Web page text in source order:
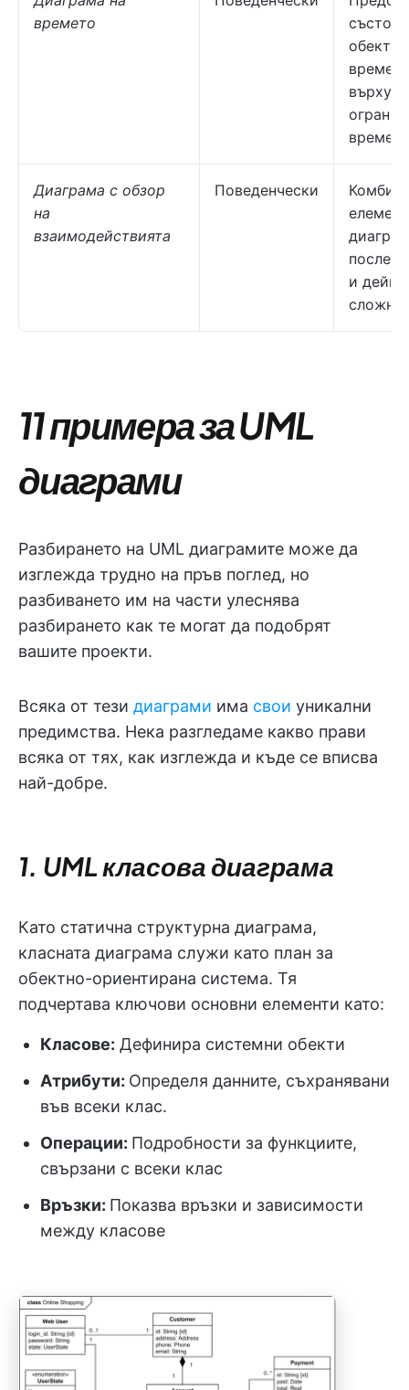
времето
върху
Диаграма с обзор
на
взаимодействията
Поведенчески
и
сложни
11 примера за UML
диаграми
Разбирането на UML диаграмите може да
изглежда трудно на пръв поглед, но
разбиването им на части улеснява
разбирането как те могат да подобрят
вашите проекти.
Всяка от тези диаграми има свои уникални
предимства. Нека разгледаме какво прави
всяка от тях, как изглежда и къде се вписва
най-добре.
1. UML класова диаграма
Като статична структурна диаграма,
класната диаграма служи като план за
обектно-ориентирана система. Тя
подчертава ключови основни елементи като:
Класове: Дефинира системни обекти
Атрибути: Определя данните, съхранявани
във всеки клас.
Операции: Подробности за функциите,
свързани с всеки клас
Връзки: Показва връзки и зависимости
между класове